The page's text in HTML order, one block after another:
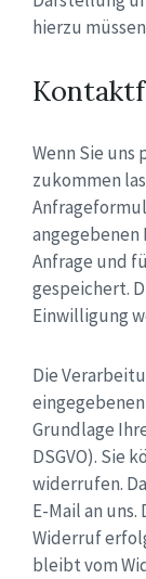
hierzu
Wenn Sie
zukommen
Anfrage und
gespeichert.
Einwilligung
Die
Grundlage
DSGVO). Sie
widerrufen.
E-Mail an
Widerruf
bleibt vom